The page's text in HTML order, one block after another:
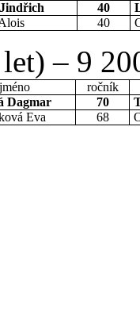
40
40
– 9
jméno
ročník
Dagmar 70
Eva 68